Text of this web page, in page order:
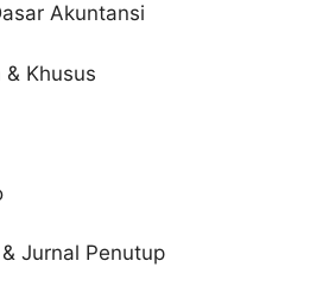
Akuntansi
Khusus
Jurnal Penutup